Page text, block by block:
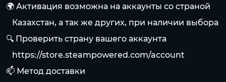
🌍 Активация возможна на аккаунты со страной
⠀Казахстан, а так же других, при наличии выбора
🔍 Проверить страну вашего аккаунта
https://store.steampowered.com/account
📫 Метод доставки